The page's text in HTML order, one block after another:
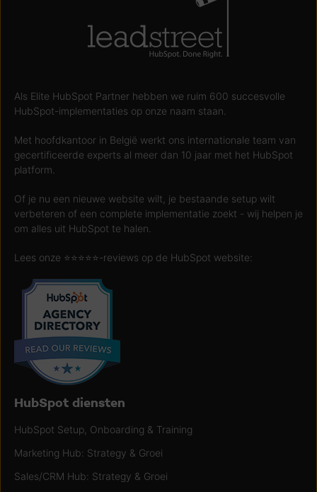
Als Elite HubSpot Partner hebben we ruim 600 succesvolle
HubSpot-implementaties op onze naam staan.
Met hoofdkantoor in België werkt ons internationale team van
gecertificeerde experts al meer dan 10 jaar met het HubSpot
platform.
Of je nu een nieuwe website wilt, je bestaande setup wilt
verbeteren of een complete implementatie zoekt - wij helpen je
om alles uit HubSpot te halen.
Lees onze ⭐️⭐️⭐️⭐️⭐️-reviews op de HubSpot website:
HubSpot diensten
HubSpot Setup, Onboarding & Training
Marketing Hub: Strategy & Groei
Sales/CRM Hub: Strategy & Groei